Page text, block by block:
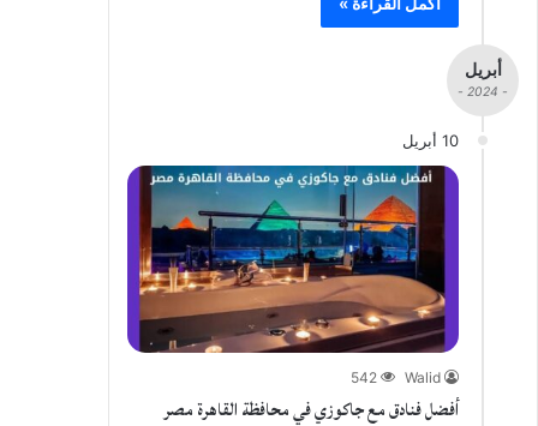
أبريل
- 2024 -
10 أبريل
Walid
542
أفضل فنادق مع جاكوزي في محافظة القاهرة مصر